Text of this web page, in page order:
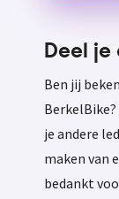
Deel
Ben jij
je andere
maken van
bedankt